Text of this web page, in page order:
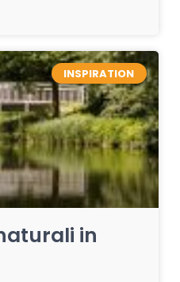
INSPIRATION
in